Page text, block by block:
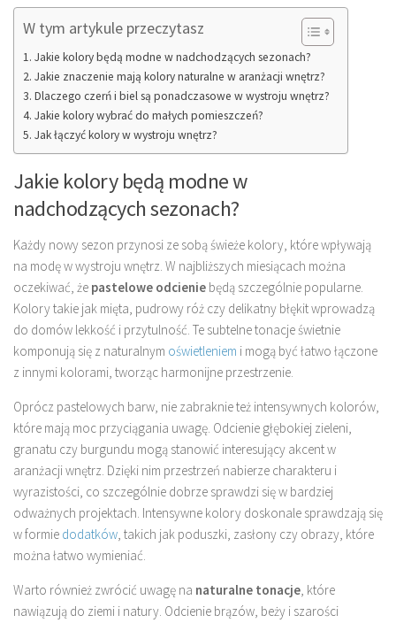
W tym artykule przeczytasz
Jakie kolory będą modne w nadchodzących sezonach?
Jakie znaczenie mają kolory naturalne w aranżacji wnętrz?
Dlaczego czerń i biel są ponadczasowe w wystroju wnętrz?
Jakie kolory wybrać do małych pomieszczeń?
Jak łączyć kolory w wystroju wnętrz?
Jakie kolory będą modne w
nadchodzących sezonach?
Każdy nowy sezon przynosi ze sobą świeże kolory, które wpływają
na modę w wystroju wnętrz. W najbliższych miesiącach można
oczekiwać, że pastelowe odcienie będą szczególnie popularne.
Kolory takie jak mięta, pudrowy róż czy delikatny błękit wprowadzą
do domów lekkość i przytulność. Te subtelne tonacje świetnie
komponują się z naturalnym oświetleniem i mogą być łatwo łączone
z innymi kolorami, tworząc harmonijne przestrzenie.
Oprócz pastelowych barw, nie zabraknie też intensywnych kolorów,
które mają moc przyciągania uwagę. Odcienie głębokiej zieleni,
granatu czy burgundu mogą stanowić interesujący akcent w
aranżacji wnętrz. Dzięki nim przestrzeń nabierze charakteru i
wyrazistości, co szczególnie dobrze sprawdzi się w bardziej
odważnych projektach. Intensywne kolory doskonale sprawdzają się
w formie dodatków, takich jak poduszki, zasłony czy obrazy, które
można łatwo wymieniać.
Warto również zwrócić uwagę na naturalne tonacje, które
nawiązują do ziemi i natury. Odcienie brązów, beży i szarości